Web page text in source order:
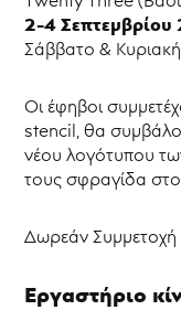
2-4 Σεπτεμβρίου
Σάββατο &
Οι έφηβοι
stencil, θα
νέου λογότυπου
τους σφραγίδα
Δωρεάν Συμμετοχή
Εργαστήριο
έρημο
νησί
|
2023-
2024
Νέ@
σε
έρημο
Δράσεις